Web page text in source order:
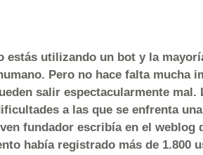
estás utilizando un bot y la
Pero no hace falta mucha
salir espectacularmente mal.
a las que se enfrenta
fundador escribía en el
había registrado más de 1.800